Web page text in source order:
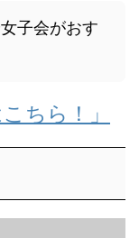
子会がおす
ちら！」